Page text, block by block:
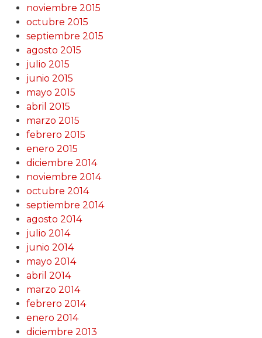
noviembre 2015
octubre 2015
septiembre 2015
agosto 2015
julio 2015
junio 2015
mayo 2015
abril 2015
marzo 2015
febrero 2015
enero 2015
diciembre 2014
noviembre 2014
octubre 2014
septiembre 2014
agosto 2014
julio 2014
junio 2014
mayo 2014
abril 2014
marzo 2014
febrero 2014
enero 2014
diciembre 2013